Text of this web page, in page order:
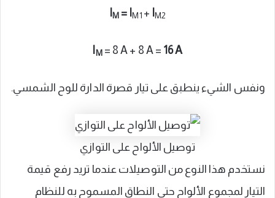
M= IM1 + IM2
M= 8 A + 8 A = 16 A
ونفس الشيء ينطبق على تيار قصرة الدارة للوح الشمسي.
توصيل الألواح على التوازي
نستخدم هذا النوع من التوصيلات عندما تريد رفع قيمة
التيار لمجموع الألواح حتى النطاق المسموح به للنظام